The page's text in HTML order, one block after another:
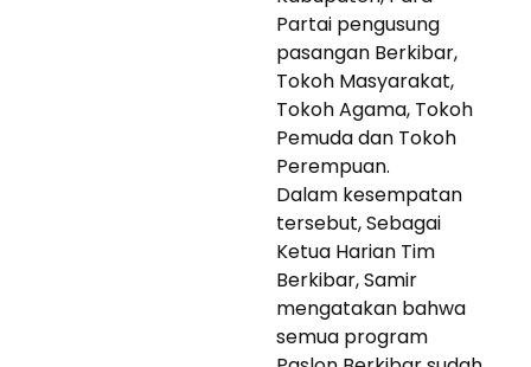
Partai pengusung
pasangan Berkibar,
Tokoh Masyarakat,
Tokoh Agama, Tokoh
Pemuda dan Tokoh
Perempuan.
Dalam kesempatan
tersebut, Sebagai
Ketua Harian Tim
Berkibar, Samir
mengatakan bahwa
semua program